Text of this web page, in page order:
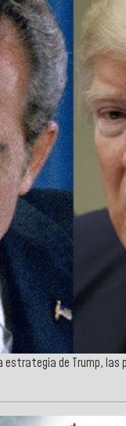
de Trump, las